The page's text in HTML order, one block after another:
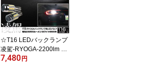
1800lm 1セット2個入
☆T16 LEDバックランプ
凌駕-RYOGA-2200lm LE
Dカラー：ホワイト6600
7,480円